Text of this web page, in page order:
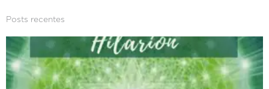
Posts recentes